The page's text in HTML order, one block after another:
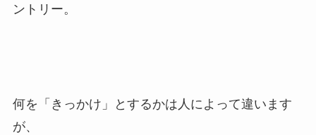
ントリー。
何を「きっかけ」とするかは人によって違います
が、